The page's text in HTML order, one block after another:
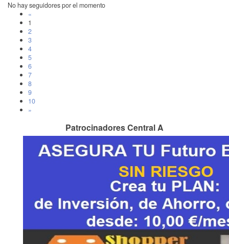
No hay seguidores por el momento
«
1
2
3
4
5
6
7
8
9
10
»
Patrocinadores Central A